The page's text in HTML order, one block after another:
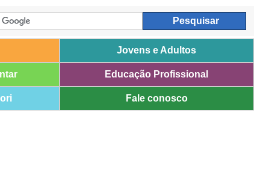
Jovens e Adultos
Educação Profissional
Fale conosco